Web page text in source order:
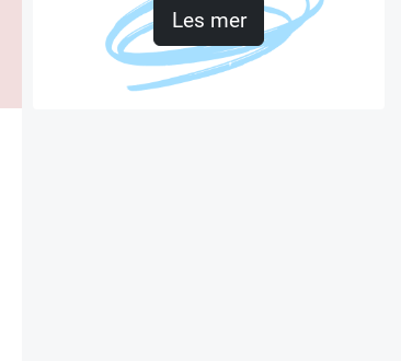
Les mer